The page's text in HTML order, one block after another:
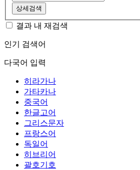
상세검색
결과 내 재검색
인기 검색어
다국어 입력
히라가나
가타카나
중국어
한글고어
그리스문자
프랑스어
독일어
히브리어
괄호기호